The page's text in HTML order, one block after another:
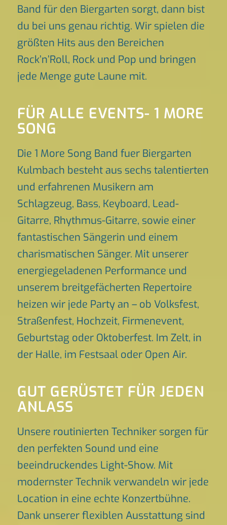
Band für den Biergarten sorgt, dann bist
du bei uns genau richtig. Wir spielen die
größten Hits aus den Bereichen
Rock’n’Roll, Rock und Pop und bringen
jede Menge gute Laune mit.
FÜR ALLE EVENTS- 1 MORE
SONG
Die 1 More Song Band fuer Biergarten
Kulmbach besteht aus sechs talentierten
und erfahrenen Musikern am
Schlagzeug, Bass, Keyboard, Lead-
Gitarre, Rhythmus-Gitarre, sowie einer
fantastischen Sängerin und einem
charismatischen Sänger. Mit unserer
energiegeladenen Performance und
unserem breitgefächerten Repertoire
heizen wir jede Party an – ob Volksfest,
Straßenfest, Hochzeit, Firmenevent,
Geburtstag oder Oktoberfest. Im Zelt, in
der Halle, im Festsaal oder Open Air.
GUT GERÜSTET FÜR JEDEN
ANLASS
Unsere routinierten Techniker sorgen für
den perfekten Sound und eine
beeindruckendes Light-Show. Mit
modernster Technik verwandeln wir jede
Location in eine echte Konzertbühne.
Dank unserer flexiblen Ausstattung sind